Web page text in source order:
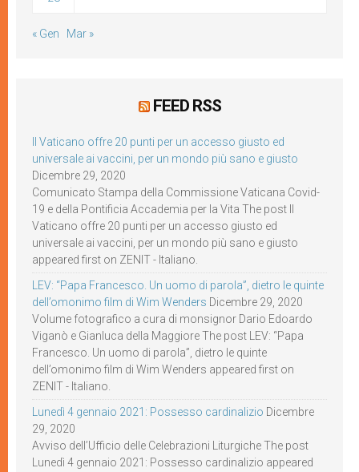
« Gen Mar »
FEED RSS
Il Vaticano offre 20 punti per un accesso giusto ed
universale ai vaccini, per un mondo più sano e giusto
Dicembre 29, 2020
Comunicato Stampa della Commissione Vaticana Covid-
19 e della Pontificia Accademia per la Vita The post Il
Vaticano offre 20 punti per un accesso giusto ed
universale ai vaccini, per un mondo più sano e giusto
appeared first on ZENIT - Italiano.
LEV: “Papa Francesco. Un uomo di parola”, dietro le quinte
dell’omonimo film di Wim Wenders Dicembre 29, 2020
Volume fotografico a cura di monsignor Dario Edoardo
Viganò e Gianluca della Maggiore The post LEV: “Papa
Francesco. Un uomo di parola”, dietro le quinte
dell’omonimo film di Wim Wenders appeared first on
ZENIT - Italiano.
Lunedì 4 gennaio 2021: Possesso cardinalizio Dicembre
29, 2020
Avviso dell’Ufficio delle Celebrazioni Liturgiche The post
Lunedì 4 gennaio 2021: Possesso cardinalizio appeared